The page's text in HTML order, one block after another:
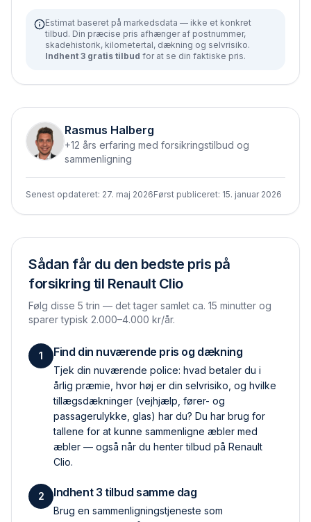
Estimat baseret på markedsdata — ikke et konkret
tilbud. Din præcise pris afhænger af postnummer,
skadehistorik, kilometertal, dækning og selvrisiko.
Indhent 3 gratis tilbud for at se din faktiske pris.
Rasmus Halberg
+12 års erfaring med forsikringstilbud og
sammenligning
Senest opdateret: 27. maj 2026Først publiceret: 15. januar 2026
Sådan får du den bedste pris på
forsikring til Renault Clio
Følg disse 5 trin — det tager samlet ca. 15 minutter og
sparer typisk 2.000–4.000 kr/år.
1 Find din nuværende pris og dækning
Tjek din nuværende police: hvad betaler du i
årlig præmie, hvor høj er din selvrisiko, og hvilke
tillægs­dækninger (vejhjælp, fører- og
passagerulykke, glas) har du? Du har brug for
tallene for at kunne sammenligne æbler med
æbler — også når du henter tilbud på Renault
Clio.
2 Indhent 3 tilbud samme dag
Brug en sammenlignings­tjeneste som